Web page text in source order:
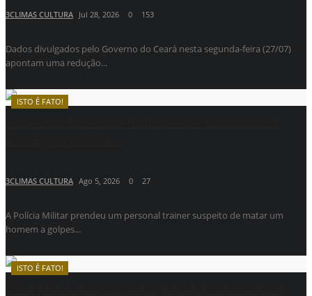
3CLIMAS CULTURA Jul 28, 2026 0 153
Dados divulgados pelo Governo do Ceará nesta segunda-feira (27/07)
apontam uma redução...
ISTO É FATO!
3CLIMAS CULTURA Ago 5, 2026 0 27
A Polícia Militar prendeu um personal trainer suspeito de matar um
homem a golpes...
ISTO É FATO!